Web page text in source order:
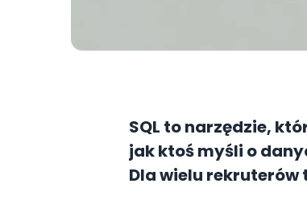
SQL to narzędzie,
jak ktoś myśli o
Dla wielu rekruterów